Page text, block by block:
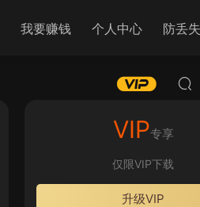
我要赚钱 个人中心 防丢
VIP专享
仅限VIP下载
升级VIP